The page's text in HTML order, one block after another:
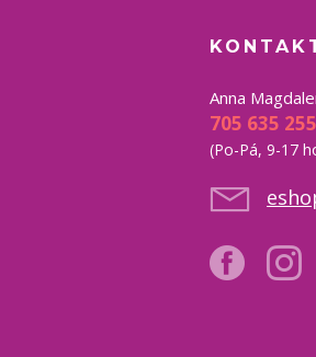
Anna
705 635 255
(Po-Pá, 9-17